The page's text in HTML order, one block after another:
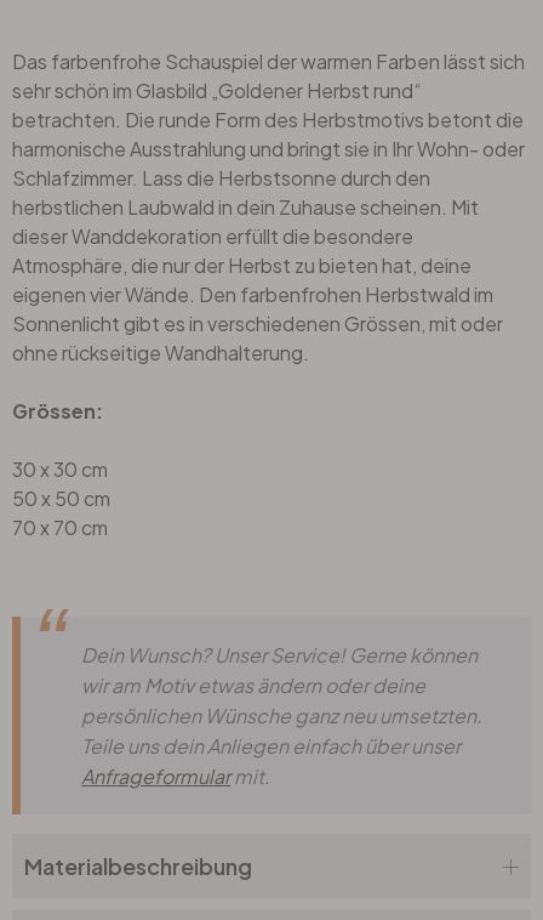
Das farbenfrohe Schauspiel der warmen Farben lässt sich
sehr schön im Glasbild „Goldener Herbst rund“
betrachten. Die runde Form des Herbstmotivs betont die
harmonische Ausstrahlung und bringt sie in Ihr Wohn- oder
Schlafzimmer. Lass die Herbstsonne durch den
herbstlichen Laubwald in dein Zuhause scheinen. Mit
dieser Wanddekoration erfüllt die besondere
Atmosphäre, die nur der Herbst zu bieten hat, deine
eigenen vier Wände. Den farbenfrohen Herbstwald im
Sonnenlicht gibt es in verschiedenen Grössen, mit oder
ohne rückseitige Wandhalterung.
Grössen:
30 x 30 cm
50 x 50 cm
70 x 70 cm
Dein Wunsch? Unser Service! Gerne können
wir am Motiv etwas ändern oder deine
persönlichen Wünsche ganz neu umsetzten.
Teile uns dein Anliegen einfach über unser
Anfrageformularmit.
Materialbeschreibung